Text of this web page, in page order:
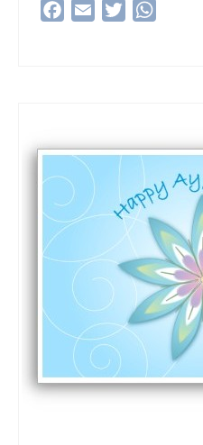
Facebook
Email Twitter